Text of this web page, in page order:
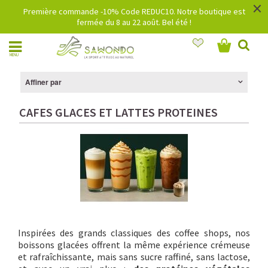
Première commande -10% Code REDUC10. Notre boutique est
fermée du 8 au 22 août. Bel été !
×
MENU
Affiner par
CAFES GLACES ET LATTES PROTEINES
Inspirées des grands classiques des coffee shops, nos
boissons glacées offrent la même expérience crémeuse
et rafraîchissante, mais sans sucre raffiné, sans lactose,